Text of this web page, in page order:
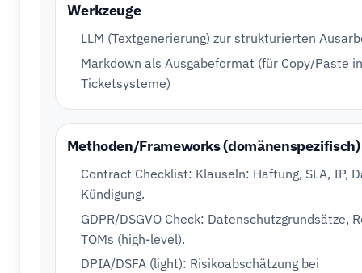
Werkzeuge
LLM (Textgenerierung) zur strukturierten
Markdown als Ausgabeformat (für Copy/Paste
Ticketsysteme)
Methoden/Frameworks (domänenspezifisch)
Contract Checklist: Klauseln: Haftung, SLA, IP,
Kündigung.
GDPR/DSGVO Check: Datenschutzgrundsätze,
TOMs (high-level).
DPIA/DSFA (light): Risikoabschätzung bei